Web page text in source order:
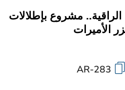
مشروع بإطلالات
الأميرات